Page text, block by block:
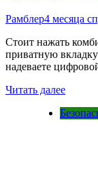
Рамблер4 месяца
Стоит нажать
приватную
надеваете
Читать далее